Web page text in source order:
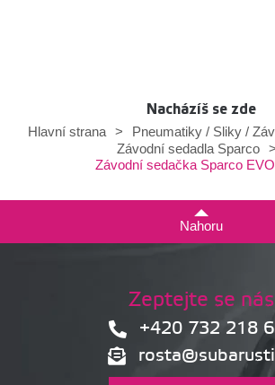
Nacházíš se zde
Hlavní strana
> Pneumatiky / Sliky /
Závodní sedadla Sparco >
Závodní sedačka Sparco
Nahoru
Zeptejte se nás
+420 732 218